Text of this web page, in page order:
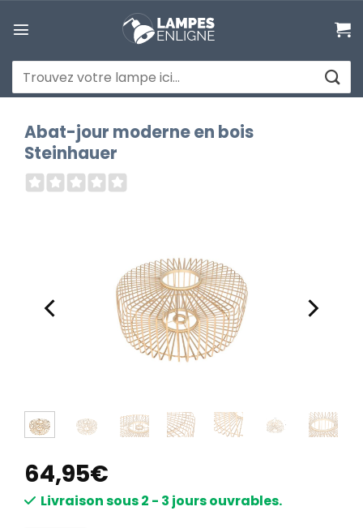
au
Recherche
pour :
Abat-jour moderne en bois
Steinhauer
64,95€
Livraison sous 2 - 3 jours ouvrables.